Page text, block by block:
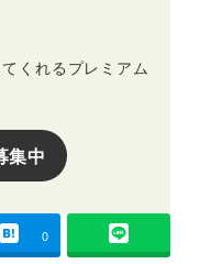
くれるプレミアム
集中
0